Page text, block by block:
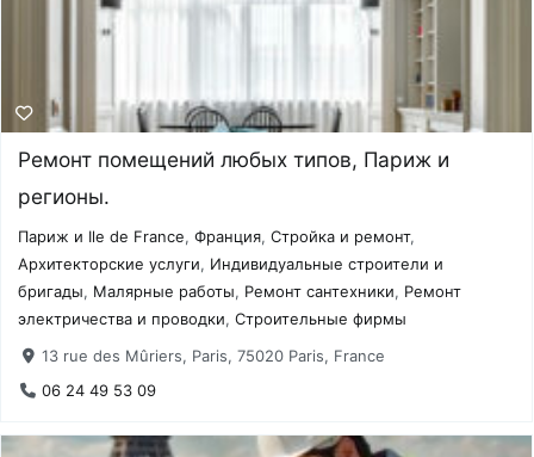
Ремонт помещений любых типов, Париж и
регионы.
Париж и Ile de France,Франция,Стройка и ремонт,
Архитекторские услуги, Индивидуальные строители и
бригады, Малярные работы, Ремонт сантехники, Ремонт
электричества и проводки,Строительные фирмы
13 rue des Mûriers, Paris, 75020 Paris, France
06 24 49 53 09